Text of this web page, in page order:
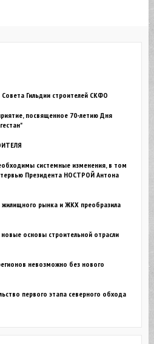
Гильдии строителей СКФО
посвященное 70-летию Дня
системные изменения, в том
Президента НОСТРОЙ Антона
рынка и ЖКХ преобразила
основы строительной отрасли
невозможно без нового
первого этапа северного обхода